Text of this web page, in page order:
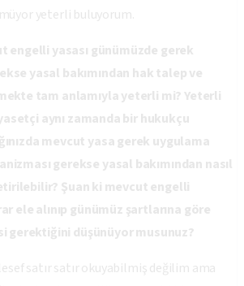
yeterli buluyorum.
engelli yasası günümüzde gerek
yasal bakımından hak talep ve
tam anlamıyla yeterli mi? Yeterli
aynı zamanda bir hukukçu
mevcut yasa gerek uygulama
gerekse yasal bakımından nasıl
Şuan ki mevcut engelli
ele alınıp günümüz şartlarına göre
gerektiğini düşünüyor musunuz?
satır satır okuyabilmiş değilim ama